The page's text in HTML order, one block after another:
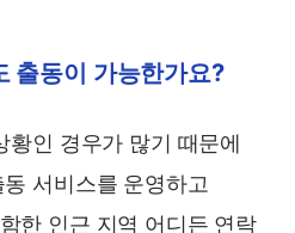
출동이 가능한가요?
황인 경우가 많기 때문에
서비스를 운영하고
한 인근 지역 어디든 연락